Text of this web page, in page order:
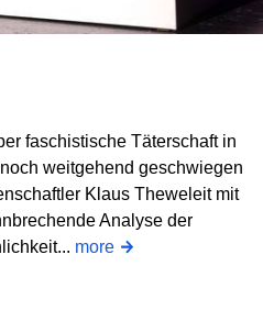
faschistische Täterschaft in
weitgehend geschwiegen
Klaus Theweleit mit
Analyse der
more